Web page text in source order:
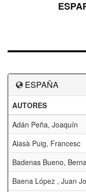
ESPAÑA
AUTORES
Adán Peña, Joaquín
Alasà Puig, Francesc
Badenas Bueno,
Baena López , Juan